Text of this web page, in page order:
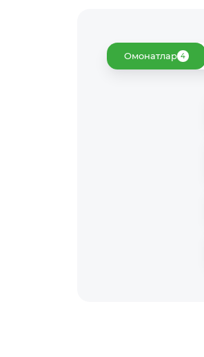
Омонатлар 4